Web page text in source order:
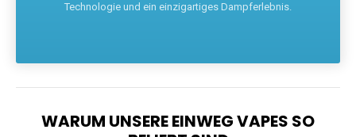
Technologie und ein einzigartiges Dampferlebnis.
WARUM UNSERE EINWEG VAPES SO